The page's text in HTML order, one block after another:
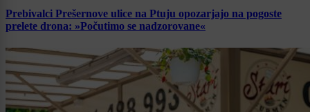
Prebivalci Prešernove ulice na Ptuju opozarjajo na pogoste
prelete drona: »Počutimo se nadzorovane«